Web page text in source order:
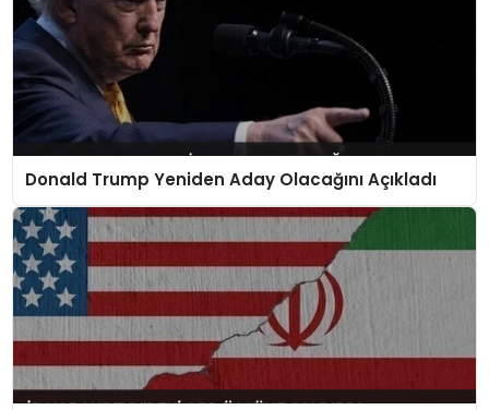
Donald Trump Yeniden Aday Olacağını Açıkladı